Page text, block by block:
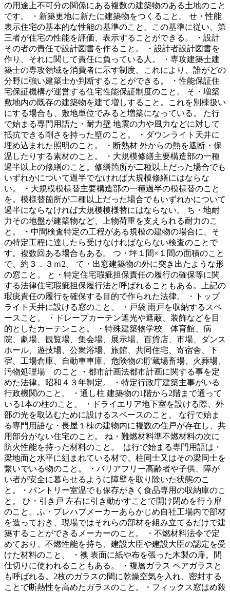
の用途上不可分の関係にある複数の建築物のある土地のこと
です。 ・新築更地に新たに建築物をつくること。 せ・性能
表示住宅の基本的な性能の基準のこと。この基準に従い、第
三者が住宅の性能を評価、表示することができる。 ・設計
その者の責任で設計図書を作ること。 ・設計者設計図書を
作り、それに関して責任に負っている人。 ・専攻建築士建
築士の専攻領域を消費者に示す制度。これにより、誰がどの
分野に強い建築士か判断することができる。 ・性能保証住
宅保証機構が運営する住宅性能保証制度のこと。 そ・増築
敷地内の既存の建築物を建て増しすること。これを別棟扱い
にする場合も、敷地単位でみると増築になっている。 た行
で始まる専門用語た・耐力壁 地震の力や風力などに対して
抵抗できる剛さを持った壁のこと。 ・ダウンライト天井に
埋め込まれた照明のこと。 ・断熱材 外からの熱を遮断・保
温したりする素材のこと。 ・大規模修繕主要構造部の一種
過半以上の修繕のこと。修繕箇所が二種以上だった場合でも
いずれかについて過半でなければ大規模修繕にはならな
い。 ・大規模模様替主要構造部の一種過半の模様替のこと
を。模様替箇所が二種以上だった場合でもいずれかについて
過半にならなければ大規模模様替にはならない。 ち・地耐
力その地盤が建築物など、上物荷重を支えられる耐力のこ
と。 ・中間検査特定の工程がある規模の建物の場合に、そ
の特定工程に達したら受けなければならない検査のことで
す。複数回ある場合もある。 つ・坪１間×１間の面積のこと
で、約３．３ｍ2。 て・出窓建築物の外に突き出たような形
の窓こと。 と・特定住宅瑕疵担保責任の履行の確保等に関
する法律住宅瑕疵担保履行法と呼ばれることもある。上記の
瑕疵責任の履行を確保する目的で作られた法律。 ・トップ
ライト天井に設ける窓のこと。 ・戸袋 雨戸を収納するスペ
ースこと。 ・ドレープカーテン遮光や遮蔽、装飾などを目
的としたカーテンこと。 ・特殊建築物学校 体育館、病
院、劇場、観覧場、集会場、展示場、百貨店、市場、ダンス
ホール、遊技場、公衆浴場、旅館、共同住宅、寄宿舎、下
宿、工場倉庫、自動車車庫、危険物の貯蔵場畜場、火葬場、
汚物処理場 のこと ・都市計画法都市計画に関する事を定
めた法律。昭和４３年制定。 ・特定行政庁建築主事がいる
行政機関のこと。 ・通し柱 建築物の1階から2階まで通って
いる1本の柱のこと。 ・ドライエリア地下室を設ける際、外
部の光を取込むために設けるスペースのこと。 な行で始ま
る専門用語な・長屋１棟の建物内に複数の住戸が存在し、共
用部分がない住宅のこと。 ね・難燃材料準不燃材料の次に
防火性能を持った材料のこと。 は行で始まる専門用語は・
梁地面と水平に組まれている材で、柱同士又はその梁同士を
繋いでいる物のこと。 ・バリアフリー高齢者や子供、障が
い者が安全に暮らせるように障壁を取り除いた状態のこ
と。・パントリー室温でも保存がきく食品専用の収納庫のこ
と。 ひ・引き戸 左右に引き動かすことで開け閉めを行う扉
のこと。ふ・プレハブメーカーあらかじめ自社工場内で部材
を造っておき、現場ではそれらの部材を組み立てるだけで建
築することができるメーカーのこと。 ・不燃材料法令で定
めており、不燃性能を持ち、建設大臣や建設大臣の認定を受
けた材料のこと。 ・襖 表面に紙や布を張った木製の扉。間
仕切りに使われることもある。 ・複層ガラス ペアガラスと
も呼ばれる。2枚のガラスの間に乾燥空気を入れ、密封する
ことで断熱性を高めたガラスのこと。・フィックス窓はめ殺